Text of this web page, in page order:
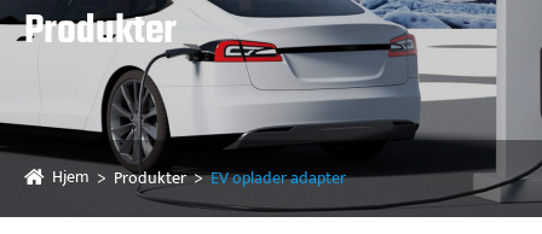
Produkter
Hjem Produkter EV oplader adapter